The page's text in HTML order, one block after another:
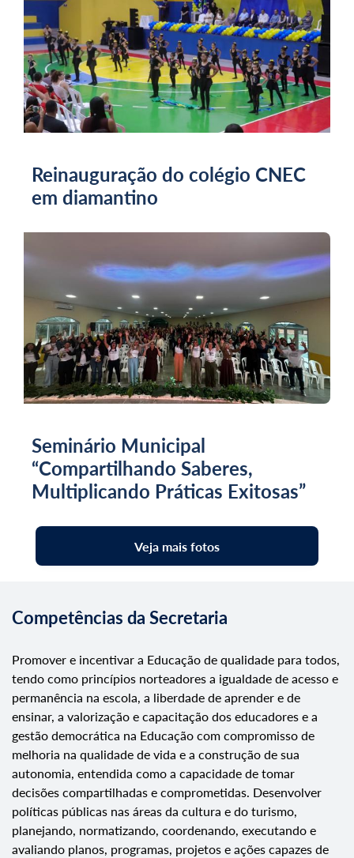
Reinauguração do colégio CNEC
em diamantino
Seminário Municipal
“Compartilhando Saberes,
Multiplicando Práticas Exitosas”
Veja mais fotos
Competências da Secretaria
Promover e incentivar a Educação de qualidade para todos,
tendo como princípios norteadores a igualdade de acesso e
permanência na escola, a liberdade de aprender e de
ensinar, a valorização e capacitação dos educadores e a
gestão democrática na Educação com compromisso de
melhoria na qualidade de vida e a construção de sua
autonomia, entendida como a capacidade de tomar
decisões compartilhadas e comprometidas. Desenvolver
políticas públicas nas áreas da cultura e do turismo,
planejando, normatizando, coordenando, executando e
avaliando planos, programas, projetos e ações capazes de